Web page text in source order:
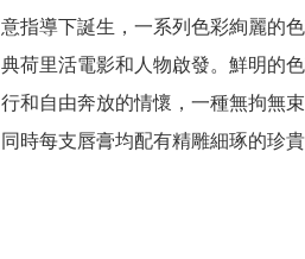
意指導下誕生，一系列色彩絢麗的
典荷里活電影和人物啟發。鮮明的
行和自由奔放的情懷，一種無拘無